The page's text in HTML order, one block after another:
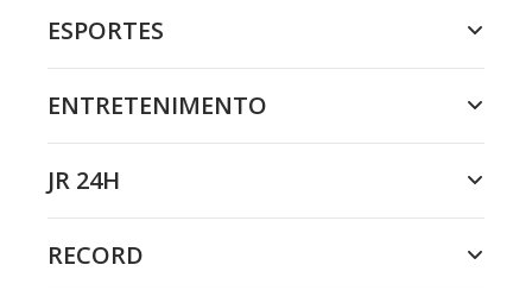
ESPORTES
ENTRETENIMENTO
JR 24H
RECORD